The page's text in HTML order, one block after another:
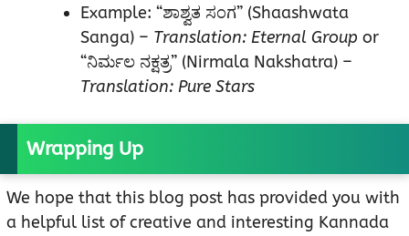
Example: “ಶಾಶ್ವತ ಸಂಗ” (Shaashwata
Sanga) – Translation: Eternal Group or
“ನಿರ್ಮಲ ನಕ್ಷತ್ರ” (Nirmala Nakshatra) –
Translation: Pure Stars
Wrapping Up
We hope that this blog post has provided you with
a helpful list of creative and interesting Kannada